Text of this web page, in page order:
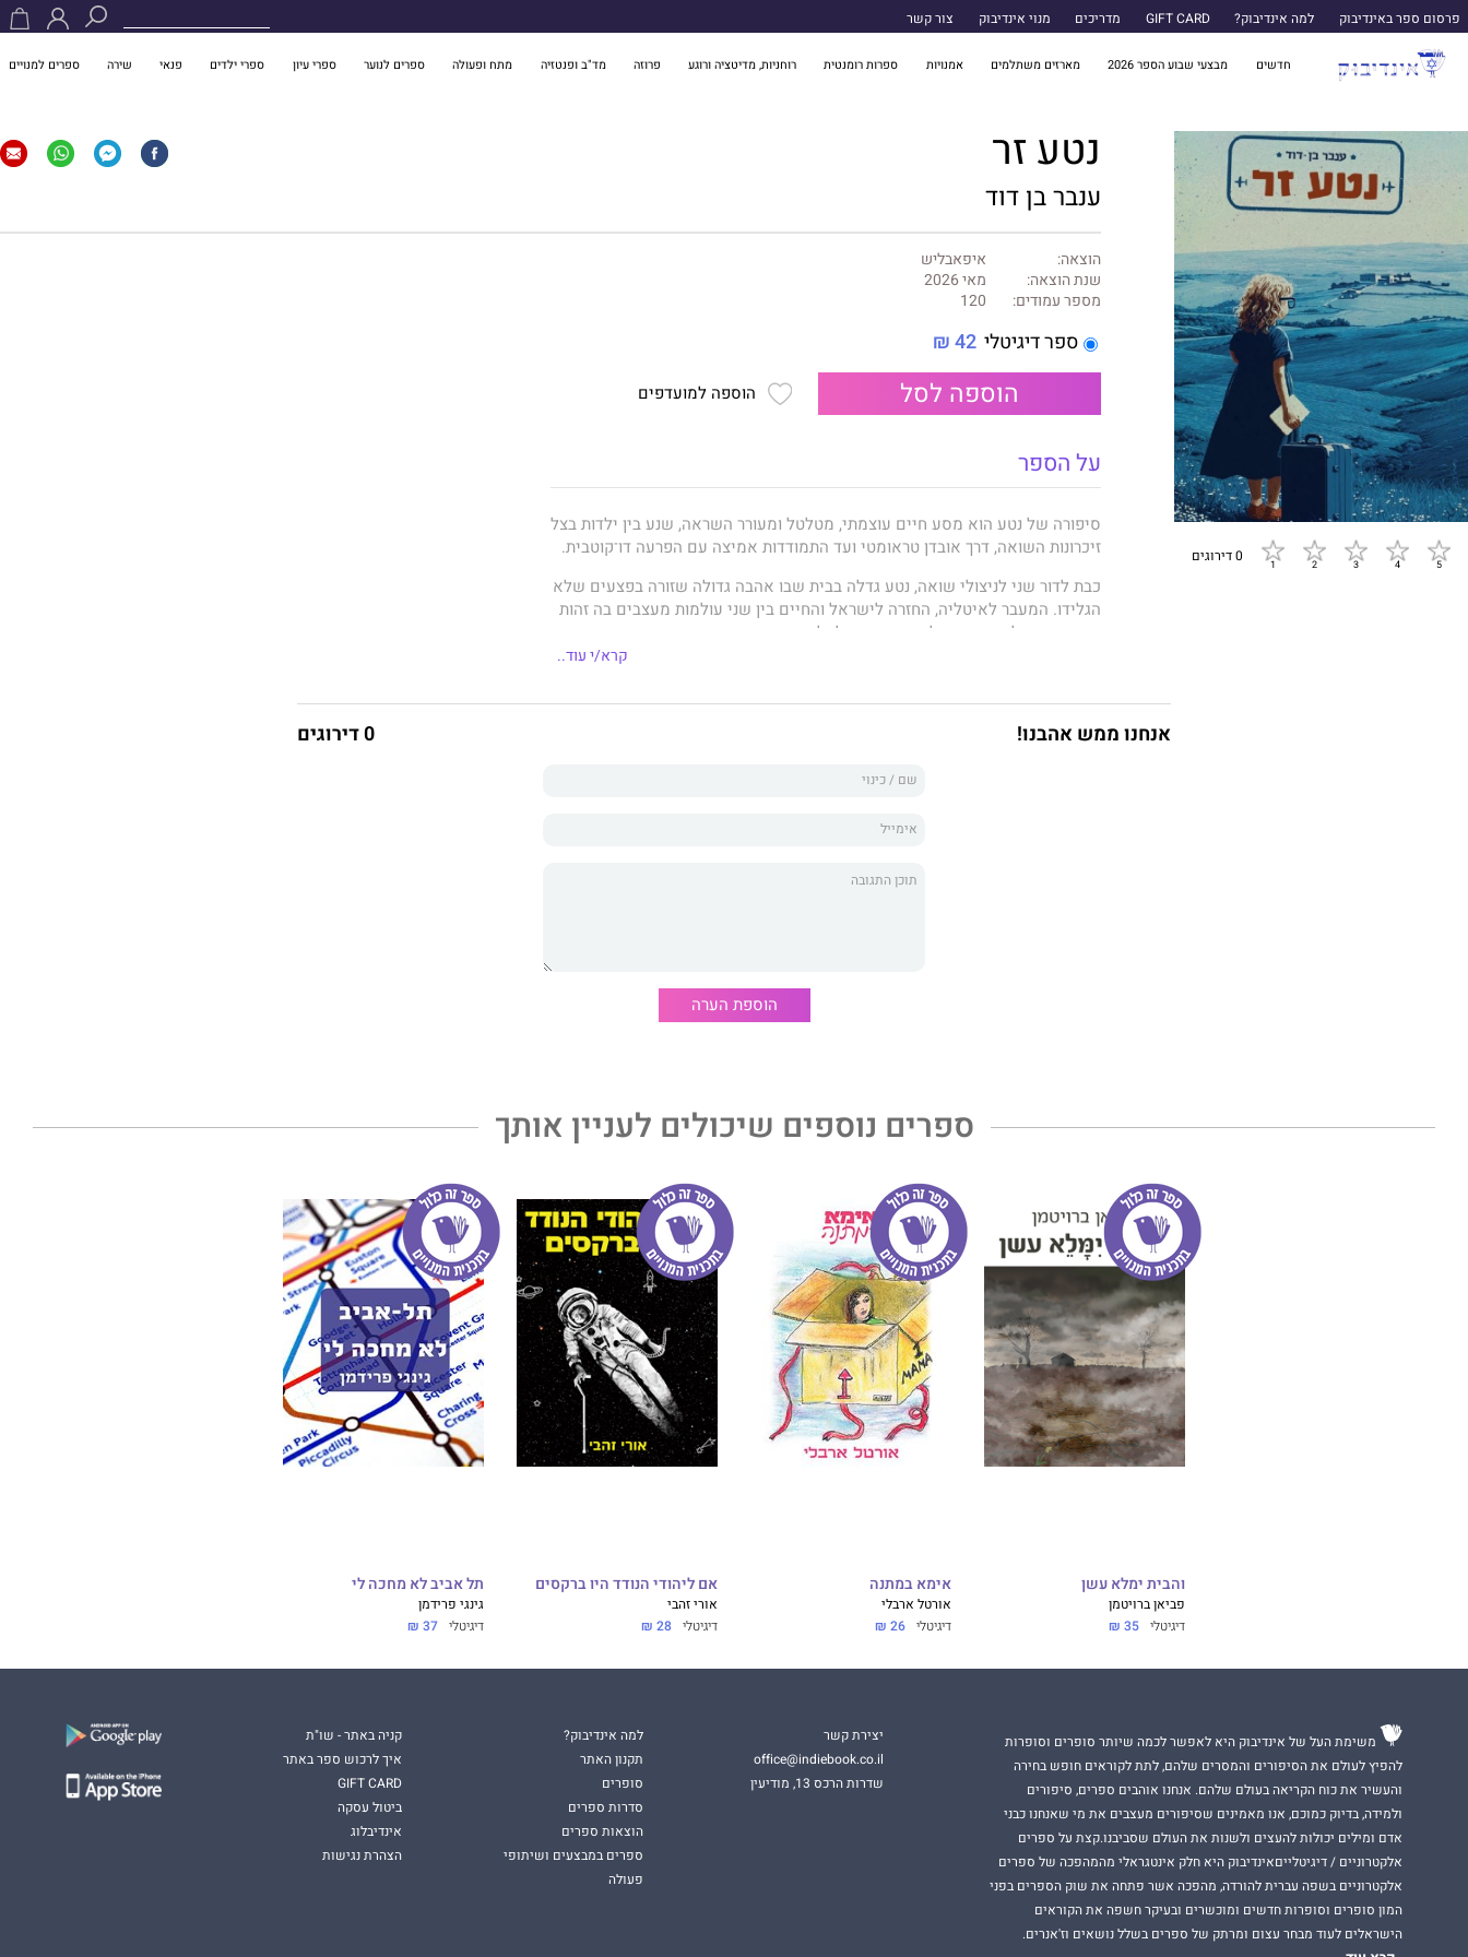
פרסום ספר באינדיבוק למה אינדיבוק? GIFT CARD מדריכים מנוי אינדיבוק צור קשר
חדשים מבצעי שבוע הספר 2026 מארזים משתלמים אמנויות ספרות רומנטית רוחניות, מדיטציה ורוגע פרוזה מד"ב ופנטזיה מתח ופעולה ספרים לנוער ספרי עיון ספרי ילדים פנאי שירה ספרים למנויים
0 דירוגים
נטע זר
ענבר בן דוד
הוצאה:
איפאבליש
שנת הוצאה:
מאי 2026
מספר עמודים:
120
ספר דיגיטלי 42 ₪
הוספה לסל הוספה למועדפים
על הספר
סיפורה של נטע הוא מסע חיים עוצמתי, מטלטל ומעורר השראה, שנע בין ילדות בצל
זיכרונות השואה, דרך אובדן טראומטי ועד התמודדות אמיצה עם הפרעה דו־קוטבית.
כבת לדור שני לניצולי שואה, נטע גדלה בבית שבו אהבה גדולה שזורה בפצעים שלא
הגלידו. המעבר לאיטליה, החזרה לישראל והחיים בין שני עולמות מעצבים בה זהות
מורכבת, עד לרגע שבו עולמה מתערער לחלוטין עם אובדן אימהּ בנסיבות טרגיות.
מאותו הרגע היא נאלצת לבנות את עצמה מחדש, בתוך משפחה משתנה, מציאות
אשפוזים ועם ניסיונות למצוא יציבות. אך דווקא מתוך השבר צומחת בה יכולת נדירה
צורה ועל האפשרות למצוא משמעות, אהבה ותקווה גם מתוך המקומות החשוכים
הסיפור אמיתי לחלוטין. שמות הדמויות וחלק מהמקומות שונו על מנת לשמור על
קרא/י עוד..
אנחנו ממש אהבנו! 0 דירוגים
הוספת הערה
ספרים נוספים שיכולים לעניין אותך
והבית ימלא עשן
פביאן ברויטמן
דיגיטלי 35 ₪
אימא במתנה
אורטל ארבלי
דיגיטלי 26 ₪
אם ליהודי הנודד היו ברקסים
אורי זהבי
דיגיטלי 28 ₪
תל אביב לא מחכה לי
גינגי פרידמן
דיגיטלי 37 ₪
משימת העל של אינדיבוק היא לאפשר לכמה שיותר סופרים וסופרות
להפיץ לעולם את הסיפורים והמסרים שלהם, לתת לקוראים חופש בחירה
והעשיר את כוח הקריאה בעולם שלהם. אנחנו אוהבים ספרים, סיפורים
ולמידה, בדיוק כמוכם, אנו מאמינים שסיפורים מעצבים את מי שאנחנו כבני
אדם ומילים יכולות להעצים ולשנות את העולם שסביבנו.קצת על ספרים
אלקטרוניים / דיגיטלייםאינדיבוק היא חלק אינטגראלי מהמהפכה של ספרים
אלקטרוניים בשפה עברית להורדה, מהפכה אשר פתחה את שוק הספרים בפני
המון סופרים וסופרות חדשים ומוכשרים ובעיקר חשפה את הקוראים
הישראלים לעוד מבחר עצום ומרתק של ספרים בשלל נושאים וז'אנרים.
יצירת קשר
office@indiebook.co.il
שדרות הרכס 13, מודיעין
למה אינדיבוק?
תקנון האתר
סופרים
סדרות ספרים
הוצאות ספרים
ספרים במבצעים ושיתופי
פעולה
קניה באתר - שו"ת
איך לרכוש ספר באתר
GIFT CARD
ביטול עסקה
אינדיבלוג
הצהרת נגישות